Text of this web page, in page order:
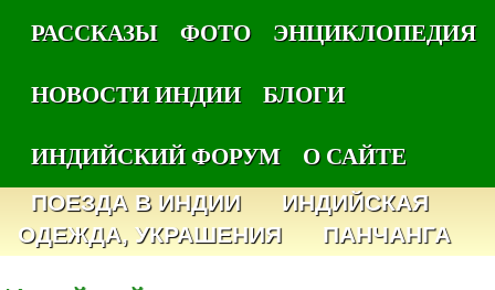
РАССКАЗЫ
ФОТО
ЭНЦИКЛОПЕДИЯ
НОВОСТИ ИНДИИ
БЛОГИ
ИНДИЙСКИЙ ФОРУМ
О САЙТЕ
ПОЕЗДА В ИНДИИ
ИНДИЙСКАЯ
ОДЕЖДА, УКРАШЕНИЯ
ПАНЧАНГА